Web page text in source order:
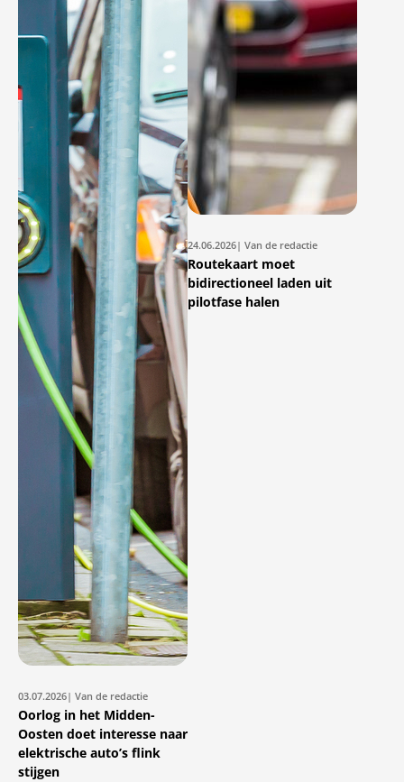
03.07.2026| Van de redactie
Oorlog in het Midden-
Oosten doet interesse naar
elektrische auto’s flink
stijgen
24.06.2026| Van de redactie
Routekaart moet
bidirectioneel laden uit
pilotfase halen